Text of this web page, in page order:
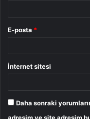
E-posta *
İnternet sitesi
Daha sonraki
adresim ve site adresim